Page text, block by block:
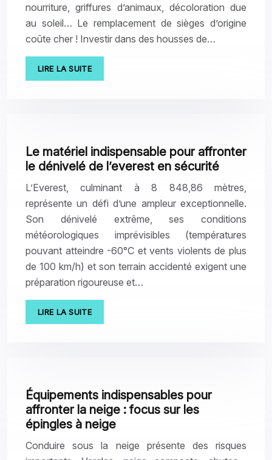
nourriture, griffures d’animaux, décoloration due
au soleil… Le remplacement de sièges d’origine
coûte cher ! Investir dans des housses de…
LIRE LA SUITE
Le matériel indispensable pour affronter
le dénivelé de l’everest en sécurité
L’Everest, culminant à 8 848,86 mètres,
représente un défi d’une ampleur exceptionnelle.
Son dénivelé extrême, ses conditions
météorologiques imprévisibles (températures
pouvant atteindre -60°C et vents violents de plus
de 100 km/h) et son terrain accidenté exigent une
préparation rigoureuse et…
LIRE LA SUITE
Équipements indispensables pour
affronter la neige : focus sur les
épingles à neige
Conduire sous la neige présente des risques